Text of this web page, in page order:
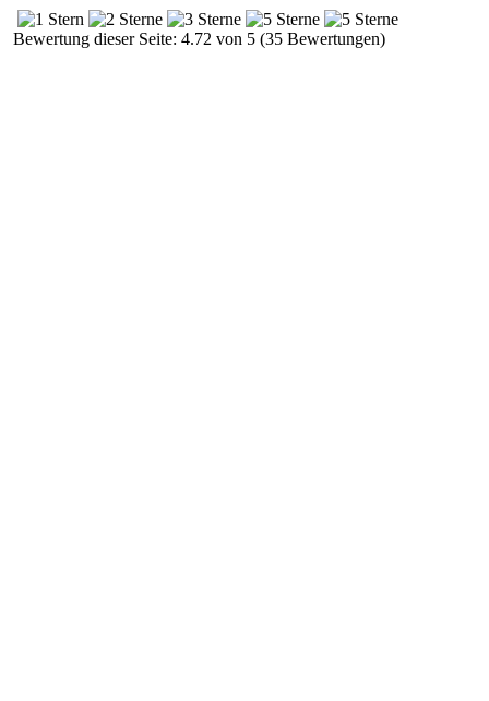
Bewertung dieser Seite: 4.72 von 5 (35 Bewertungen)